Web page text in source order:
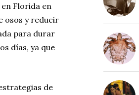
Florida en
osos y reducir
para durar
días, ya que
de